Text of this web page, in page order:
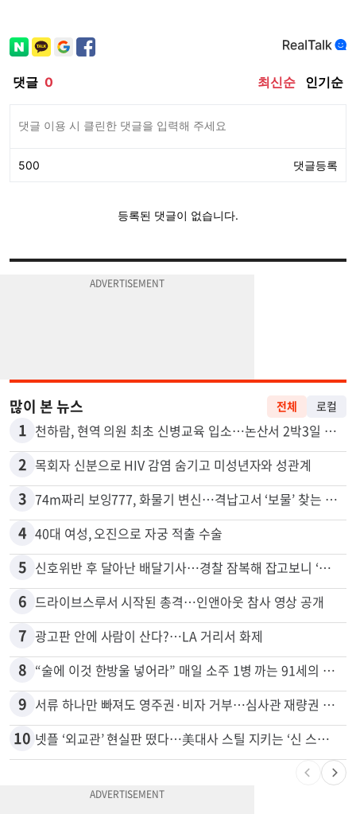
많이 본 뉴스 전체 로컬
1 천하람, 현역 의원 최초 신병교육 입소…논산서 2박3일 생활
2 목회자 신분으로 HIV 감염 숨기고 미성년자와 성관계
3 74m짜리 보잉777, 화물기 변신…격납고서 ‘보물’ 찾는 인천공항
4 40대 여성, 오진으로 자궁 적출 수술
5 신호위반 후 달아난 배달기사…경찰 잠복해 잡고보니 ‘반전’
6 드라이브스루서 시작된 총격…인앤아웃 참사 영상 공개
7 광고판 안에 사람이 산다?…LA 거리서 화제
8 “술에 이것 한방울 넣어라” 매일 소주 1병 까는 91세의 철칙
9 서류 하나만 빠져도 영주권·비자 거부…심사관 재량권 대폭 확대
10 넷플 ‘외교관’ 현실판 떴다…美대사 스틸 지키는 ‘신 스틸러’